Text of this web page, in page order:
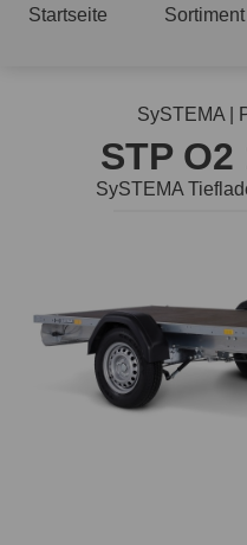
Startseite Sortiment
SySTEMA |
STP O2
SySTEMA